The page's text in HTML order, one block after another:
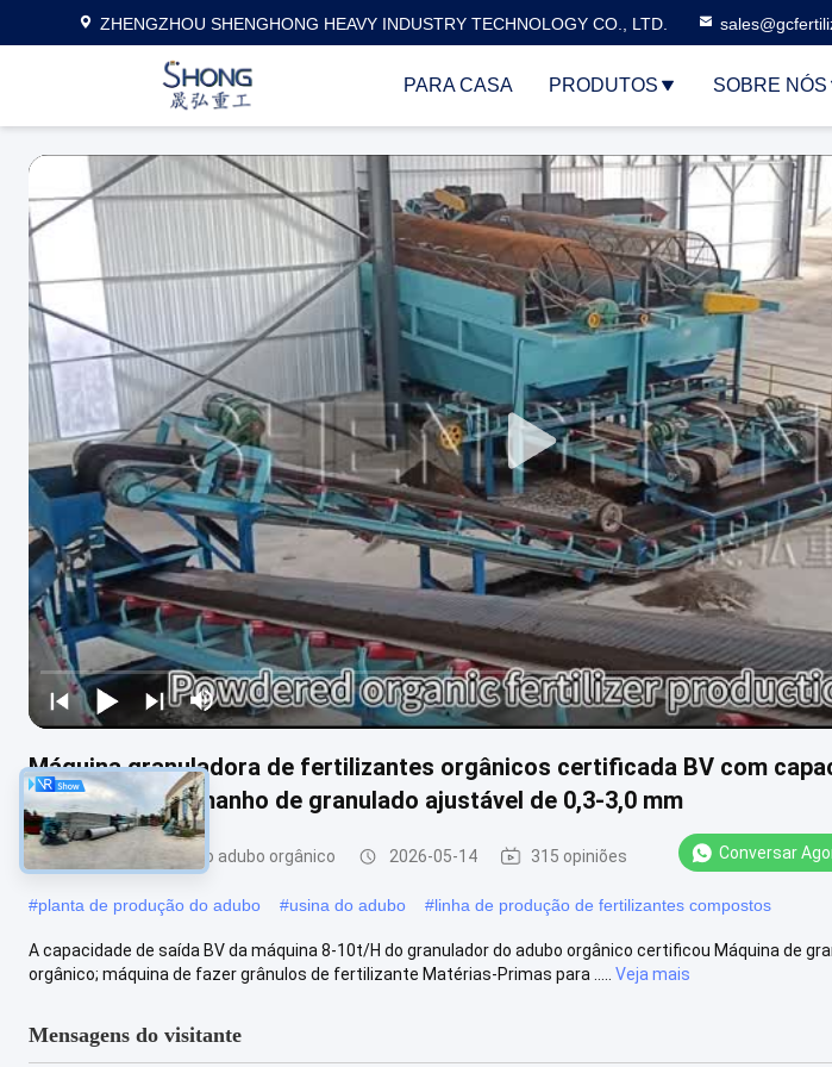
ZHENGZHOU SHENGHONG HEAVY INDUSTRY TECHNOLOGY CO., LTD.
PARA CASA PRODUTOS SOBRE NÓS
Máquina granuladora de fertilizantes orgânicos certificada BV com
de 8-10 t/h e tamanho de granulado ajustável de 0,3-3,0 mm
Linha de produção do adubo orgânico 2026-05-14 315 opiniões Conversar
#planta de produção do adubo #usina do adubo #linha de produção de fertilizantes compostos
A capacidade de saída BV da máquina 8-10t/H do granulador do adubo orgânico certificou Máquina de
orgânico; máquina de fazer grânulos de fertilizante Matérias-Primas para .....
Veja mais
Mensagens do visitante